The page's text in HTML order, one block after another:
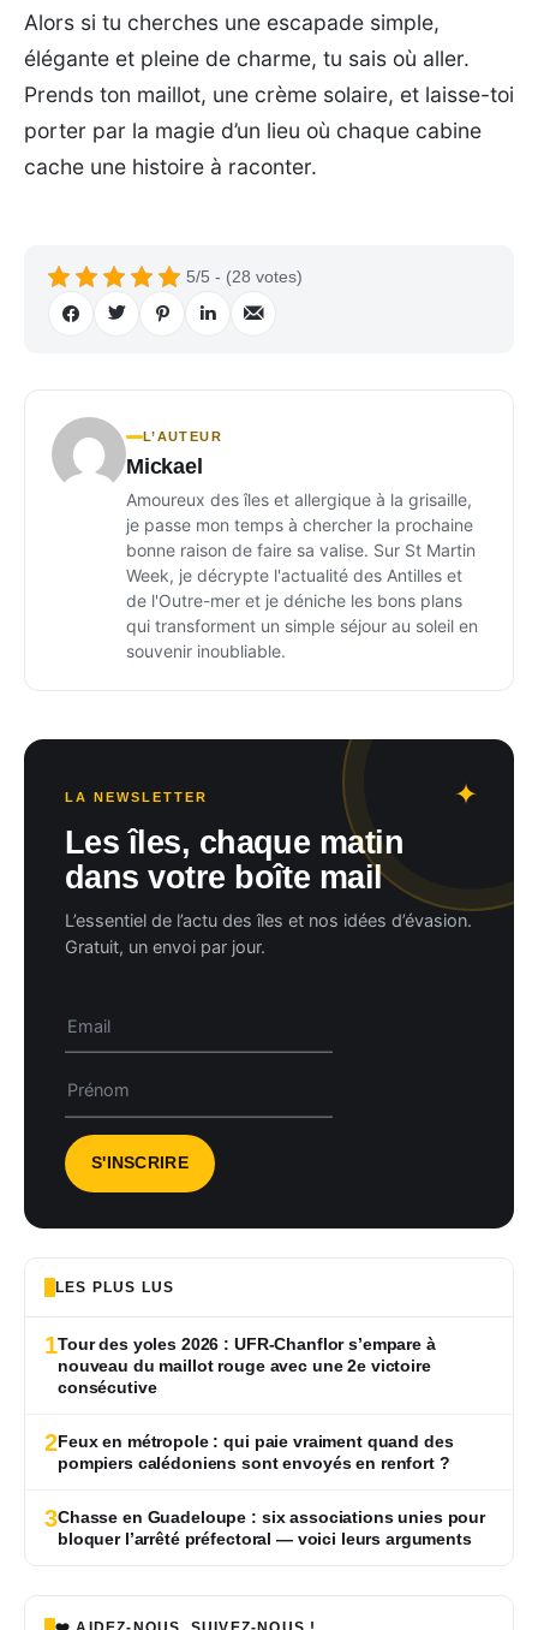
Alors si tu cherches une escapade simple,
élégante et pleine de charme, tu sais où aller.
Prends ton maillot, une crème solaire, et laisse-toi
porter par la magie d’un lieu où chaque cabine
cache une histoire à raconter.
5/5 - (28 votes)
L’AUTEUR
Mickael
Amoureux des îles et allergique à la grisaille,
je passe mon temps à chercher la prochaine
bonne raison de faire sa valise. Sur St Martin
Week, je décrypte l'actualité des Antilles et
de l'Outre-mer et je déniche les bons plans
qui transforment un simple séjour au soleil en
souvenir inoubliable.
LA NEWSLETTER
Les îles, chaque matin
dans votre boîte mail
L’essentiel de l’actu des îles et nos idées d’évasion.
Gratuit, un envoi par jour.
LES PLUS LUS
1Tour des yoles 2026 : UFR-Chanflor s’empare à
nouveau du maillot rouge avec une 2e victoire
consécutive
2Feux en métropole : qui paie vraiment quand des
pompiers calédoniens sont envoyés en renfort ?
3Chasse en Guadeloupe : six associations unies pour
bloquer l’arrêté préfectoral — voici leurs arguments